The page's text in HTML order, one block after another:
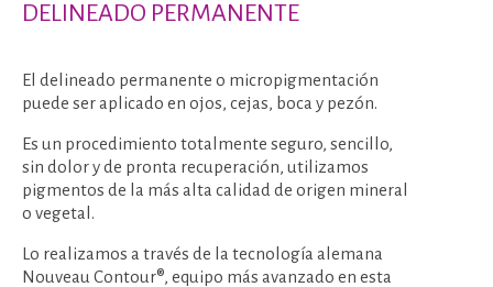
CORPORALES
TECNOLOGÍA
DELINEADO PERMANENTE
El delineado permanente o micropigmentación
puede ser aplicado en ojos, cejas, boca y pezón.
Es un procedimiento totalmente seguro, sencillo,
sin dolor y de pronta recuperación, utilizamos
pigmentos de la más alta calidad de origen mineral
o vegetal.
Lo realizamos a través de la tecnología alemana
Nouveau Contour®, equipo más avanzado en esta